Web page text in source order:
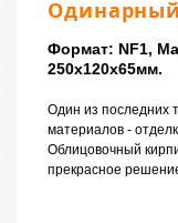
Формат: NF1,
250x120x65мм.
Один из последних
материалов -
Облицовочный
прекрасное